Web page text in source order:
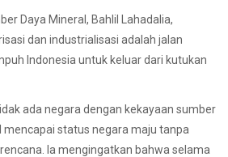
Daya Mineral, Bahlil Lahadalia,
dan industrialisasi adalah jalan
Indonesia untuk keluar dari kutukan
ada negara dengan kekayaan sumber
mencapai status negara maju tanpa
Ia mengingatkan bahwa selama